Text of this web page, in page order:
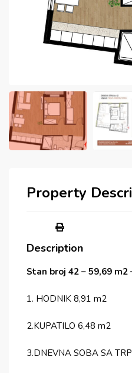
Property
Description
Stan broj 42 – 59,69 m2
1. HODNIK 8,91 m2
2.KUPATILO 6,48 m2
3.DNEVNA SOBA SA